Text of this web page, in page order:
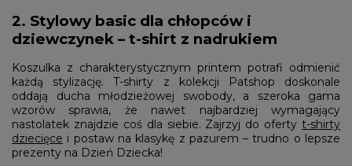
2. Stylowy basic dla chłopców i
dziewczynek – t-shirt z nadrukiem
Koszulka z charakterystycznym printem potrafi odmienić
każdą stylizację. T-shirty z kolekcji Patshop doskonale
oddają ducha młodzieżowej swobody, a szeroka gama
wzorów sprawia, że nawet najbardziej wymagający
nastolatek znajdzie coś dla siebie. Zajrzyj do oferty t-shirty
dziecięce i postaw na klasykę z pazurem – trudno o lepsze
prezenty na Dzień Dziecka!